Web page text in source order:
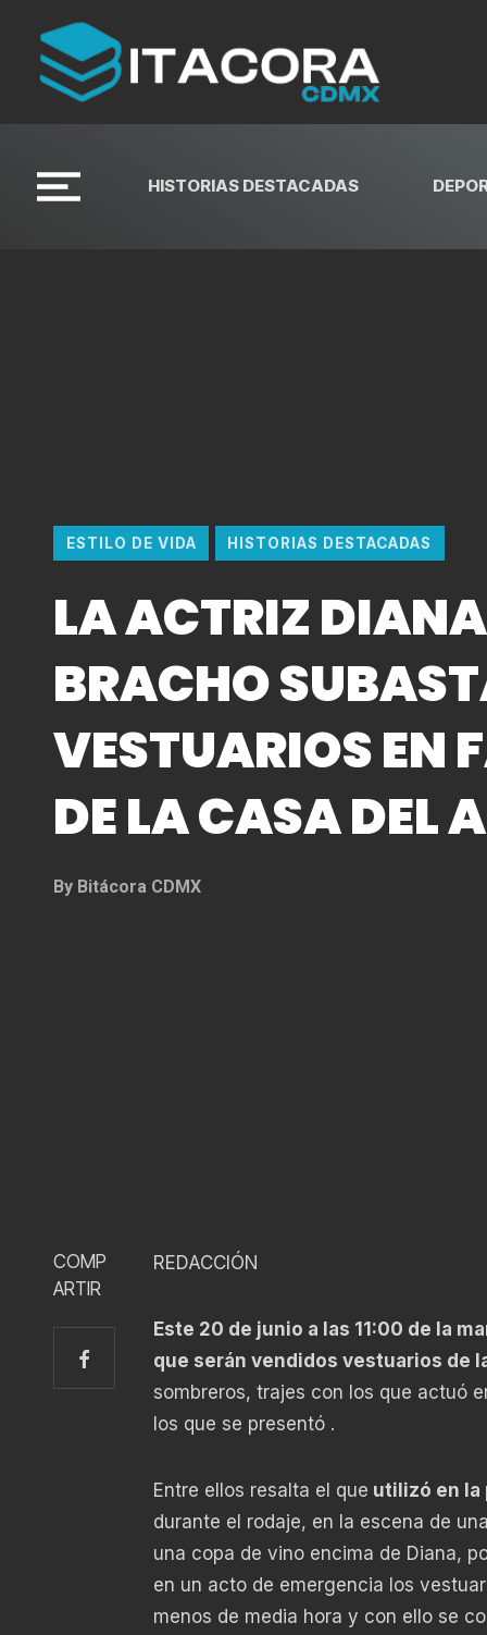
HISTORIAS DESTACADAS
ESTILO DE VIDA HISTORIAS DESTACADAS
LA ACTRIZ DIANA
BRACHO
VESTUARIOS EN
DE LA CASA DEL
By Bitácora CDMX
COMP
ARTIR
REDACCIÓN
Este 20 de junio a las 11:00 de la
que serán vendidos vestuarios de
sombreros, trajes con los que actuó
los que se presentó .
Entre ellos resalta el que utilizó en la
durante el rodaje, en la escena de
una copa de vino encima de Diana,
en un acto de emergencia los
menos de media hora y con ello se